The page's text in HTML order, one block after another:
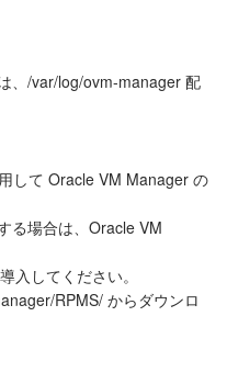
、/var/log/ovm-manager 配
して Oracle VM Manager の
る場合は、Oracle VM
入してください。
RPMS/ からダウンロ